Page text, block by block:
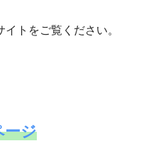
トをご覧ください。
ージ